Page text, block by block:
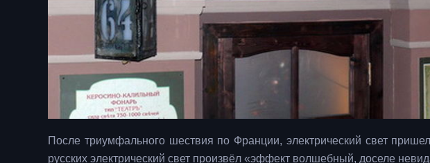
После триумфального шествия по Франции, электрический свет
русских электрический свет произвёл «эффект волшебный, доселе